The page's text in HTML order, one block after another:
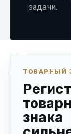
задачи.
ТОВАРНЫЙ
знака